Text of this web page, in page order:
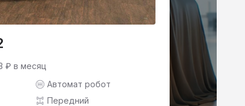
₽ в месяц
Автомат робот
Передний